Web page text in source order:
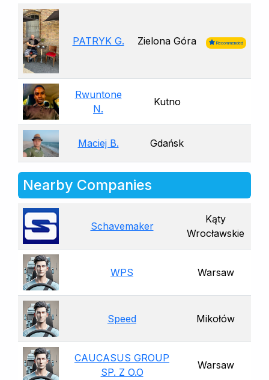
PATRYK G. Zielona Góra Recommended
Rwuntone
N.
Kutno
Maciej B. Gdańsk
Nearby Companies
Schavemaker
Kąty
Wrocławskie
WPS Warsaw
Speed Mikołów
CAUCASUS GROUP
SP. Z O.O
Warsaw